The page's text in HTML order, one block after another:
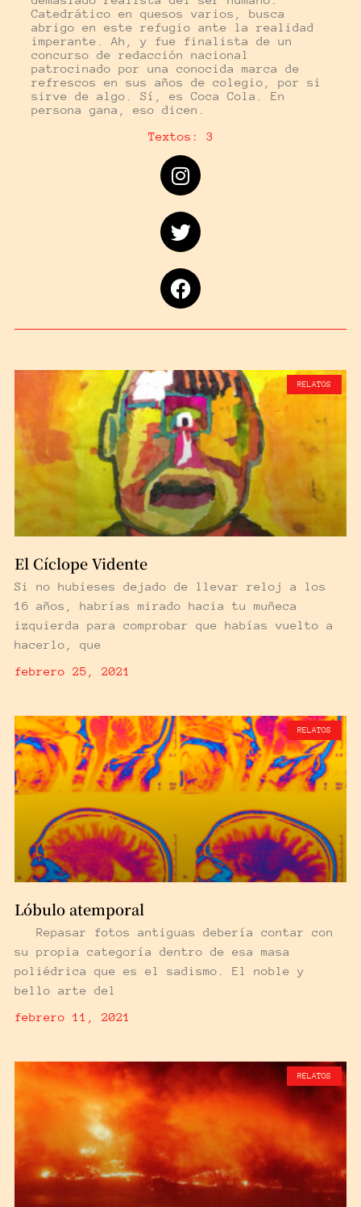
Catedrático en quesos varios, busca
abrigo en este refugio ante la realidad
imperante. Ah, y fue finalista de un
concurso de redacción nacional
patrocinado por una conocida marca de
refrescos en sus años de colegio, por si
sirve de algo. Sí, es Coca Cola. En
persona gana, eso dicen.
Textos: 3
RELATOS
El Cíclope Vidente
Si no hubieses dejado de llevar reloj a los
16 años, habrías mirado hacia tu muñeca
izquierda para comprobar que habías vuelto a
hacerlo, que
febrero 25, 2021
RELATOS
Lóbulo atemporal
Repasar fotos antiguas debería contar con
su propia categoría dentro de esa masa
poliédrica que es el sadismo. El noble y
bello arte del
febrero 11, 2021
RELATOS